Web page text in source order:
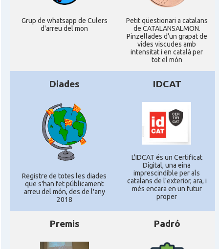
Grup de whatsapp de Culers
d'arreu del mon
Petit qüestionari a catalans
de CATALANSALMON.
Pinzellades d'un grapat de
vides viscudes amb
intensitat i en català per
tot el món
Diades
Registre de totes les diades
que s'han fet públicament
arreu del món, des de l'any
2018
IDCAT
L'IDCAT és un Certificat
Digital, una eina
imprescindible per als
catalans de l'exterior, ara, i
més encara en un futur
proper
Premis Padró